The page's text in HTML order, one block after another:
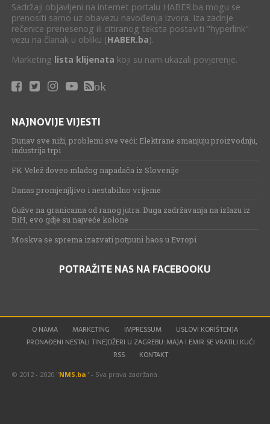
Sadržaji objavljeni na internet portalu HABER.ba mogu se
prenositi samo uz obavezu navođenja izvora. Iza zadnje
rečenice prenesenog ili citiranog teksta postaviti "hyperlink"
vezu na članak u obliku (HABER.ba).
Marketing lista klijenata koji su nam ukazali povjerenje.
ok
NAJNOVIJE VIJESTI
Dunav sve niži, problemi sve veći: Elektrane smanjuju proizvodnju,
industrija trpi
FK Velež doveo mladog napadača iz Slovenije
Danas promjenjljivo i nestabilno vrijeme
Gužve na granicama od ranog jutra: Duga zadržavanja na izlazu iz
BiH, evo gdje su najveće kolone
Moskva se sprema izazvati potpuni haos u Evropi
POTRAŽITE NAS NA FACEBOOKU
O NAMA MARKETING IMPRESSUM
USLOVI KORIŠTENJA
PRONAĐENI NESTALI TINEJDŽERI U ZAGREBU: MAJA I EMIR SE VRATILI KUĆI
RSS
KONTAKT
© 2012 - 2020 "NMS.ba" - Sva prava zadržana.